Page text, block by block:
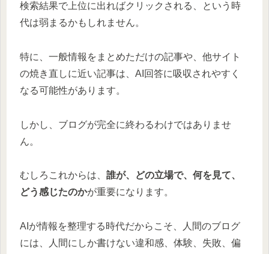
検索結果で上位に出ればクリックされる、という時
代は弱まるかもしれません。
特に、一般情報をまとめただけの記事や、他サイト
の焼き直しに近い記事は、AI回答に吸収されやすく
なる可能性があります。
しかし、ブログが完全に終わるわけではありませ
ん。
むしろこれからは、 誰が、どの立場で、何を見て、
どう感じたのかが重要になります。
AIが情報を整理する時代だからこそ、人間のブログ
には、人間にしか書けない違和感、体験、失敗、偏